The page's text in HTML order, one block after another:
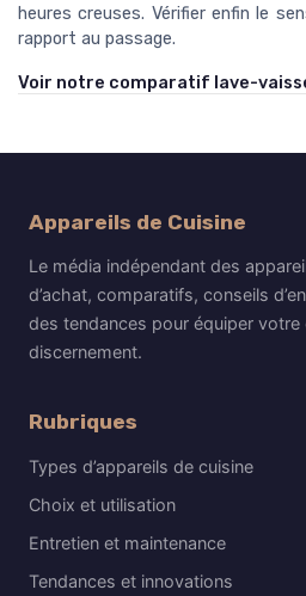
heures creuses. Vérifier enfin le
rapport au passage.
Voir notre comparatif lave-
Appareils de Cuisine
Le média indépendant des
d’achat, comparatifs, conseils
des tendances pour équiper votre
discernement.
Rubriques
Types d’appareils de cuisine
Choix et utilisation
Entretien et maintenance
Tendances et innovations